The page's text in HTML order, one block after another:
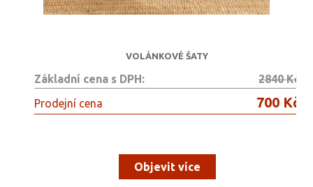
VOLÁNKOVÉ ŠATY
Základní cena s DPH:
2840 Kč
Prodejní cena
700 Kč
Objevit více